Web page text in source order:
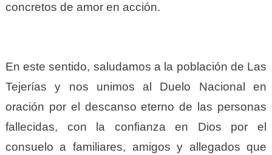
concretos de amor en acción.
En este sentido, saludamos a la población de Las
Tejerías y nos unimos al Duelo Nacional en
oración por el descanso eterno de las personas
fallecidas, con la confianza en Dios por el
consuelo a familiares, amigos y allegados que